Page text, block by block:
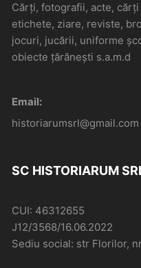
Cărți, fotografii, acte,
etichete, ziare, reviste,
jocuri, jucării, uniforme
obiecte țărănești s.a.m.d
Email:
historiarumsrl@gmail.com
SC HISTORIARUM
CUI: 46312655
J12/3568/16.06.2022
Sediu social: str Florilor,